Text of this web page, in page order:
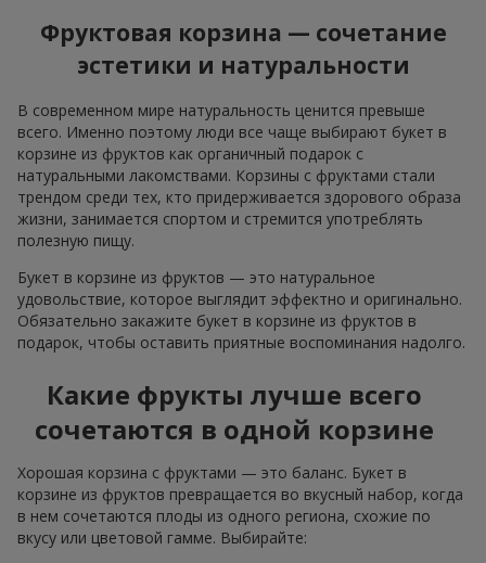
Фруктовая корзина — сочетание
эстетики и натуральности
В современном мире натуральность ценится превыше
всего. Именно поэтому люди все чаще выбирают букет в
корзине из фруктов как органичный подарок с
натуральными лакомствами. Корзины с фруктами стали
трендом среди тех, кто придерживается здорового образа
жизни, занимается спортом и стремится употреблять
полезную пищу.
Букет в корзине из фруктов — это натуральное
удовольствие, которое выглядит эффектно и оригинально.
Обязательно закажите букет в корзине из фруктов в
подарок, чтобы оставить приятные воспоминания надолго.
Какие фрукты лучше всего
сочетаются в одной корзине
Хорошая корзина с фруктами — это баланс. Букет в
корзине из фруктов превращается во вкусный набор, когда
в нем сочетаются плоды из одного региона, схожие по
вкусу или цветовой гамме. Выбирайте: